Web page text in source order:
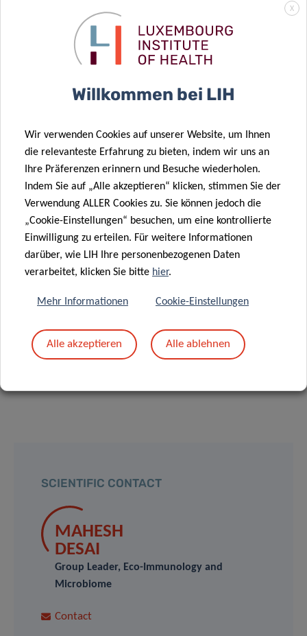
therapeutisches Potenzial für viele Patienten
auf der ganzen Welt verleiht
In Zukunft möchte das Team von Prof. Desai in einer
weiteren Veröffentlichung die komplizierten Prozesse, die
der Nahrungsmittelallergie zugrunde liegen, genauer
erklären und weitere Mikroben im Darm identifizieren, die
eine Nahrungsmittelallergie fördern.
Der Online-Artikel isthier abrufbar (Abonnement
erforderlich) oder im Printmagazin «Der Spiegel» Nr.
45/4.11.2023.
Die Originalarbeit in Nature Microbiology, die am 11.
«Akkermansia muciniphila exacerbates food allergy in
fiber-deprived mice» veröffentlicht wurde, kann
SCIENTIFIC CONTACT
MAHESH
DESAI
Group Leader, Eco-Immunology and
Microbiome
Contact
X
Willkommen bei LIH
Wir verwenden Cookies auf unserer Website, um Ihnen
die relevanteste Erfahrung zu bieten, indem wir uns an
Ihre Präferenzen erinnern und Besuche wiederholen.
Indem Sie auf „Alle akzeptieren“ klicken, stimmen Sie der
Verwendung ALLER Cookies zu. Sie können jedoch die
„Cookie-Einstellungen“ besuchen, um eine kontrollierte
Einwilligung zu erteilen. Für weitere Informationen
darüber, wie LIH Ihre personenbezogenen Daten
verarbeitet, klicken Sie bitte hier.
Mehr Informationen Cookie-Einstellungen
Alle akzeptieren Alle ablehnen